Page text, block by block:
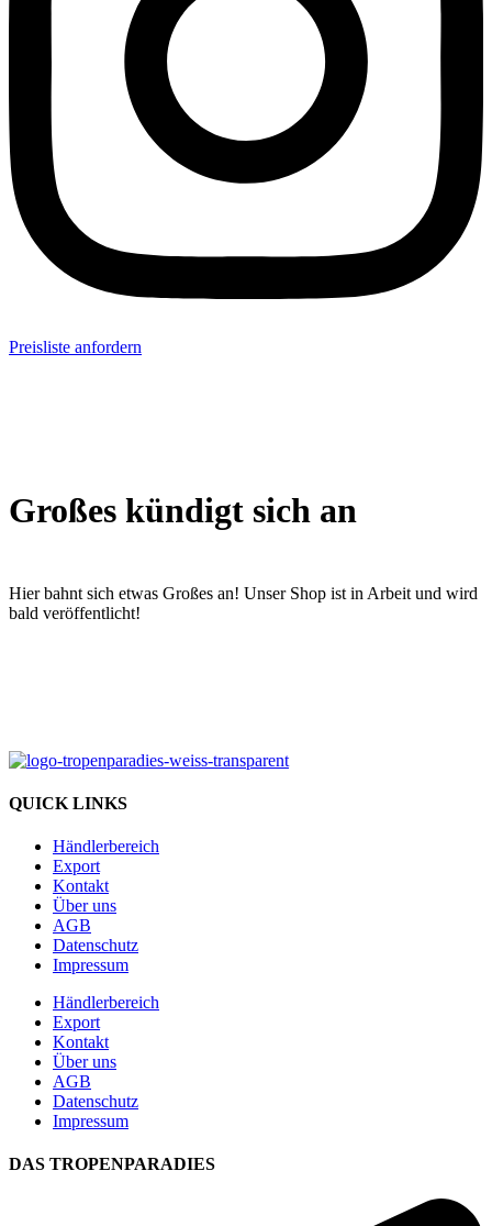
Preisliste anfordern
Großes kündigt sich an
Hier bahnt sich etwas Großes an! Unser Shop ist in Arbeit und wird
bald veröffentlicht!
QUICK LINKS
Händlerbereich
Export
Kontakt
Über uns
AGB
Datenschutz
Impressum
Händlerbereich
Export
Kontakt
Über uns
AGB
Datenschutz
Impressum
DAS TROPENPARADIES